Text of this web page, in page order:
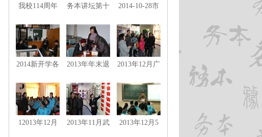
我校114周年
务本讲坛第十
翼》
2014-10-28市
职工游闵行马
桥韩湘子水博
园-古藤园
2014新开学各
学期教学计划
2013年年末退
2013年12月广
访
12013年12月
2013年11月武
2013年12月5